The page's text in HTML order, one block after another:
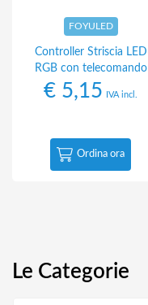
FOYULED
Controller Striscia LED
RGB con telecomando
€ 5,15 IVA incl.
Ordina ora
Le Categorie